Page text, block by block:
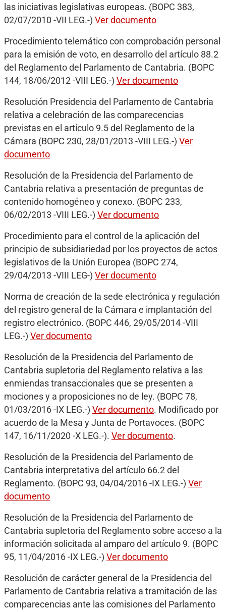
las iniciativas legislativas europeas. (BOPC 383,
02/07/2010 -VII LEG.-) Ver documento
Procedimiento telemático con comprobación personal
para la emisión de voto, en desarrollo del artículo 88.2
del Reglamento del Parlamento de Cantabria. (BOPC
144, 18/06/2012 -VIII LEG.-) Ver documento
Resolución Presidencia del Parlamento de Cantabria
relativa a celebración de las comparecencias
previstas en el artículo 9.5 del Reglamento de la
Cámara (BOPC 230, 28/01/2013 -VIII LEG.-) Ver
documento
Resolución de la Presidencia del Parlamento de
Cantabria relativa a presentación de preguntas de
contenido homogéneo y conexo. (BOPC 233,
06/02/2013 -VIII LEG.-) Ver documento
Procedimiento para el control de la aplicación del
principio de subsidiariedad por los proyectos de actos
legislativos de la Unión Europea (BOPC 274,
29/04/2013 -VIII LEG-) Ver documento
Norma de creación de la sede electrónica y regulación
del registro general de la Cámara e implantación del
registro electrónico. (BOPC 446, 29/05/2014 -VIII
LEG.-) Ver documento
Resolución de la Presidencia del Parlamento de
Cantabria supletoria del Reglamento relativa a las
enmiendas transaccionales que se presenten a
mociones y a proposiciones no de ley. (BOPC 78,
01/03/2016 -IX LEG.-) Ver documento. Modificado por
acuerdo de la Mesa y Junta de Portavoces. (BOPC
147, 16/11/2020 -X LEG.-). Ver documento.
Resolución de la Presidencia del Parlamento de
Cantabria interpretativa del artículo 66.2 del
Reglamento. (BOPC 93, 04/04/2016 -IX LEG.-) Ver
documento
Resolución de la Presidencia del Parlamento de
Cantabria supletoria del Reglamento sobre acceso a la
información solicitada al amparo del artículo 9. (BOPC
95, 11/04/2016 -IX LEG.-) Ver documento
Resolución de carácter general de la Presidencia del
Parlamento de Cantabria relativa a tramitación de las
comparecencias ante las comisiones del Parlamento